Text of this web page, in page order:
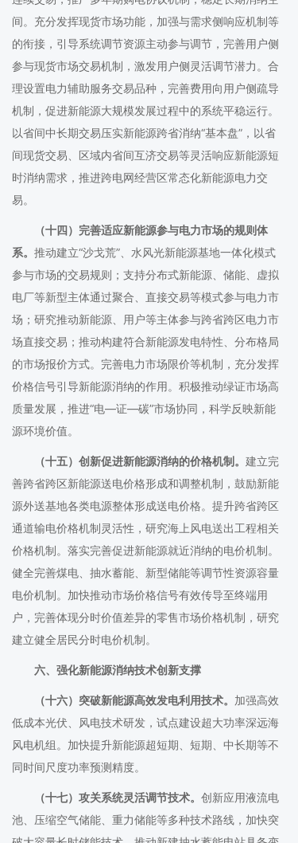
间。充分发挥现货市场功能，加强与需求侧响应机制等
的衔接，引导系统调节资源主动参与调节，完善用户侧
参与现货市场交易机制，激发用户侧灵活调节潜力。合
理设置电力辅助服务交易品种，完善费用向用户侧疏导
机制，促进新能源大规模发展过程中的系统平稳运行。
以省间中长期交易压实新能源跨省消纳“基本盘”，以省
间现货交易、区域内省间互济交易等灵活响应新能源短
时消纳需求，推进跨电网经营区常态化新能源电力交
易。
（十四）完善适应新能源参与电力市场的规则体
系。 推动建立“沙戈荒”、水风光新能源基地一体化模式
参与市场的交易规则；支持分布式新能源、储能、虚拟
电厂等新型主体通过聚合、直接交易等模式参与电力市
场；研究推动新能源、用户等主体参与跨省跨区电力市
场直接交易；推动构建符合新能源发电特性、分布格局
的市场报价方式。完善电力市场限价等机制，充分发挥
价格信号引导新能源消纳的作用。积极推动绿证市场高
质量发展，推进“电—证—碳”市场协同，科学反映新能
源环境价值。
（十五）创新促进新能源消纳的价格机制。 建立完
善跨省跨区新能源送电价格形成和调整机制，鼓励新能
源外送基地各类电源整体形成送电价格。提升跨省跨区
通道输电价格机制灵活性，研究海上风电送出工程相关
价格机制。落实完善促进新能源就近消纳的电价机制。
健全完善煤电、抽水蓄能、新型储能等调节性资源容量
电价机制。加快推动市场价格信号有效传导至终端用
户，完善体现分时价值差异的零售市场价格机制，研究
建立健全居民分时电价机制。
六、强化新能源消纳技术创新支撑
（十六）突破新能源高效发电利用技术。 加强高效
低成本光伏、风电技术研发，试点建设超大功率深远海
风电机组。加快提升新能源超短期、短期、中长期等不
同时间尺度功率预测精度。
（十七）攻关系统灵活调节技术。 创新应用液流电
池、压缩空气储能、重力储能等多种技术路线，加快突